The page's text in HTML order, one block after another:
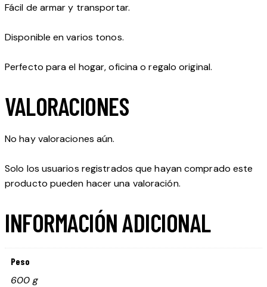
Fácil de armar y transportar.
Disponible en varios tonos.
Perfecto para el hogar, oficina o regalo original.
VALORACIONES
No hay valoraciones aún.
Solo los usuarios registrados que hayan comprado este
producto pueden hacer una valoración.
INFORMACIÓN ADICIONAL
Peso
600 g